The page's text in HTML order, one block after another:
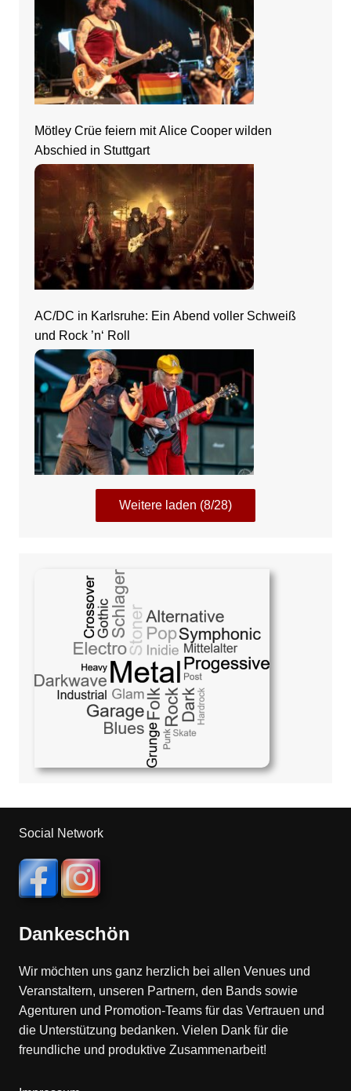
Mötley Crüe feiern mit Alice Cooper wilden
Abschied in Stuttgart
AC/DC in Karlsruhe: Ein Abend voller Schweiß
und Rock ’n‘ Roll
Weitere laden (8/28)
Social Network
Dankeschön
Wir möchten uns ganz herzlich bei allen Venues und
Veranstaltern, unseren Partnern, den Bands sowie
Agenturen und Promotion-Teams für das Vertrauen und
die Unterstützung bedanken. Vielen Dank für die
freundliche und produktive Zusammenarbeit!